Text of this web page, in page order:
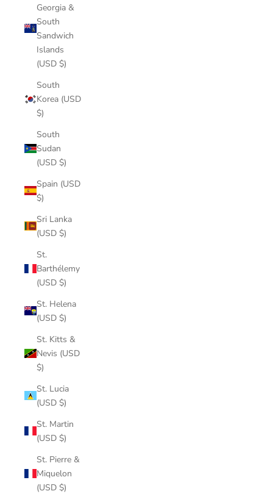
Georgia &
South
Sandwich
Islands
(USD $)
South
Korea (USD
$)
South
Sudan
(USD $)
Spain (USD
$)
Sri Lanka
(USD $)
St.
Barthélemy
(USD $)
St. Helena
(USD $)
St. Kitts &
Nevis (USD
$)
St. Lucia
(USD $)
St. Martin
(USD $)
St. Pierre &
Miquelon
(USD $)